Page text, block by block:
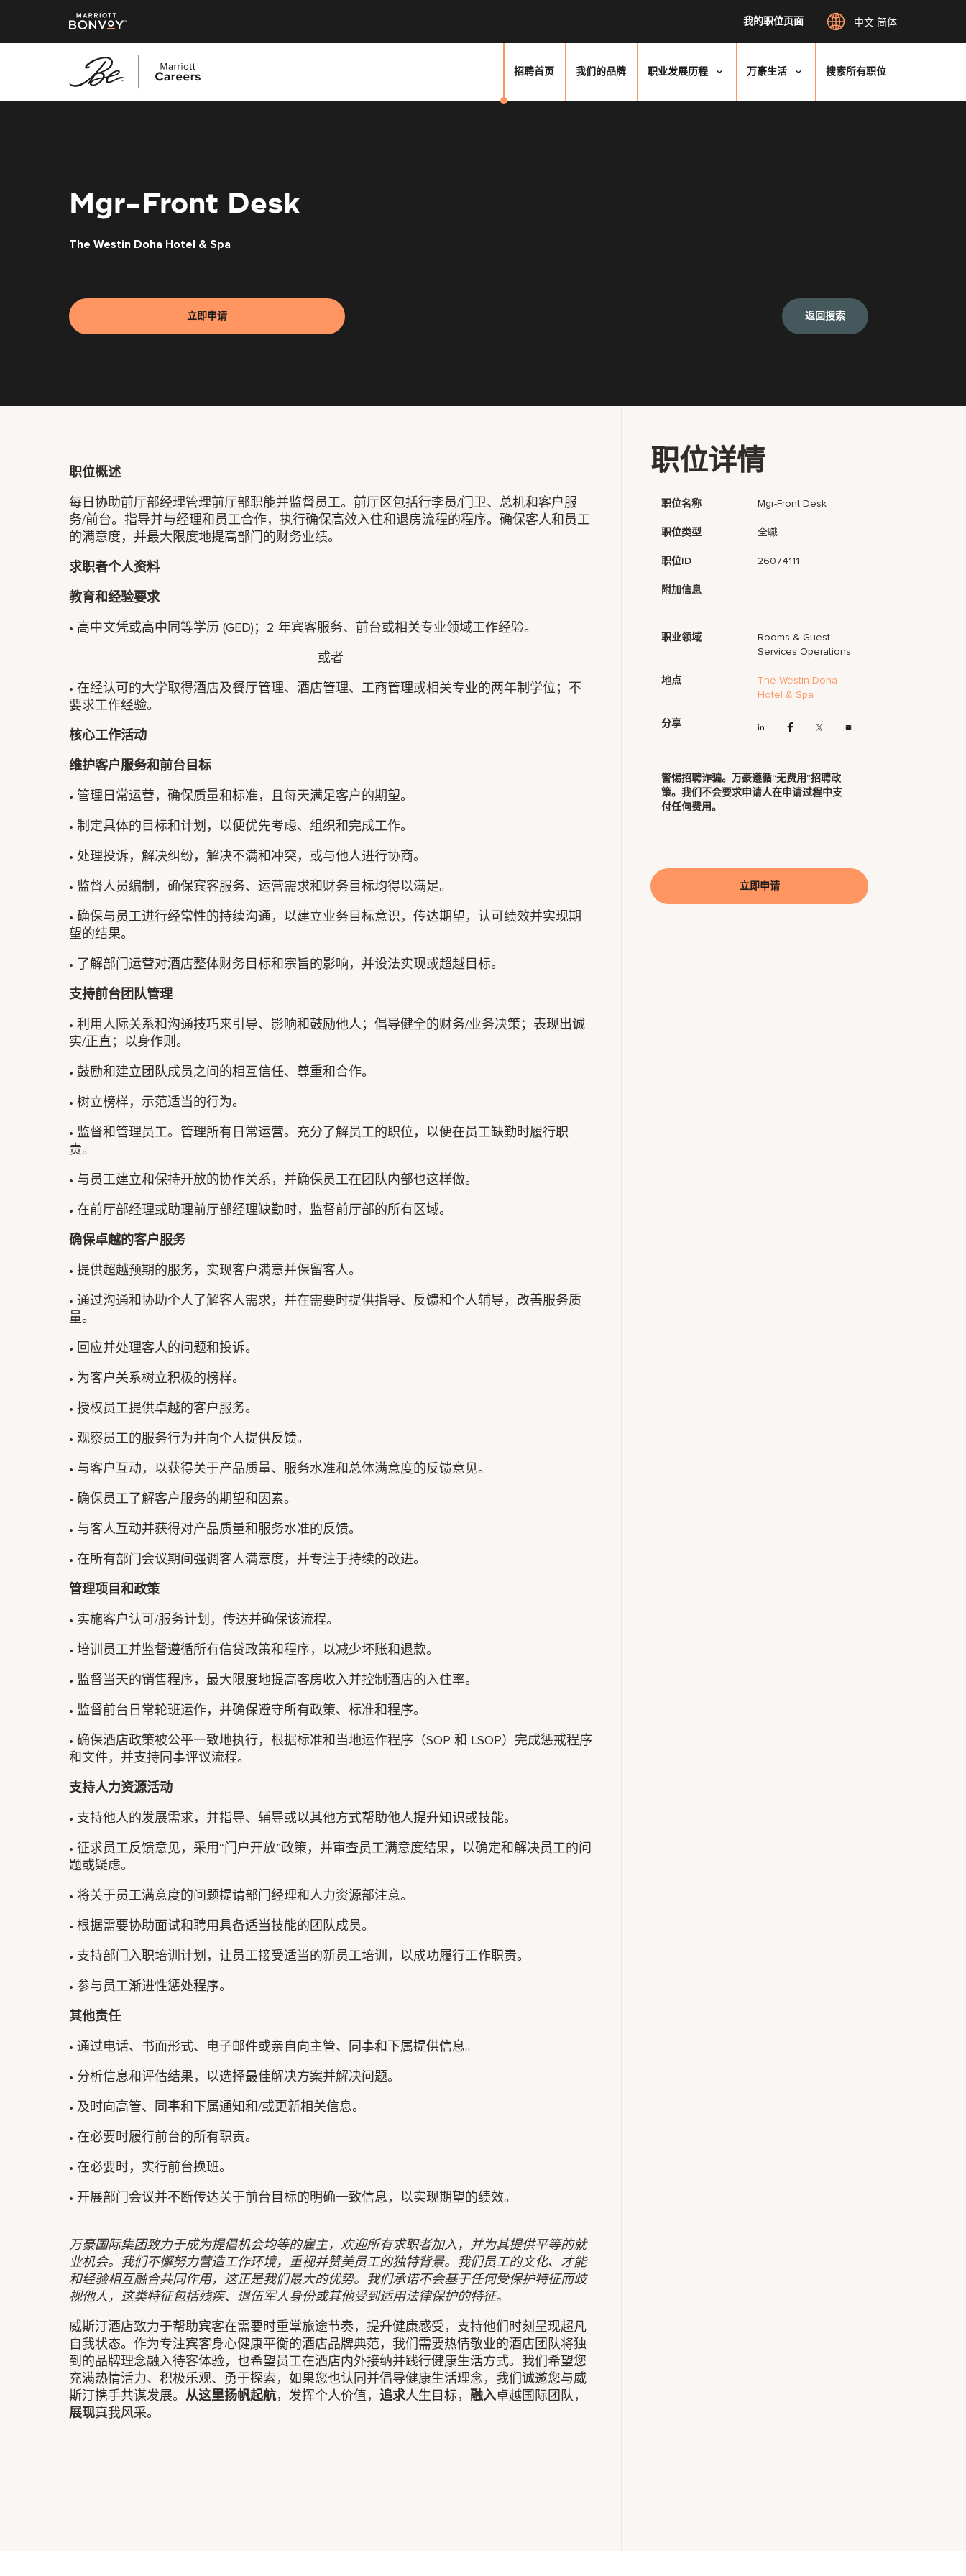
我的职位页面 中文 简体
招聘首页 我们的品牌 职业发展历程 万豪生活 搜索所有职位
Mgr-Front Desk
The Westin Doha Hotel & Spa
立即申请 返回搜索
职位概述
每日协助前厅部经理管理前厅部职能并监督员工。前厅区包括行李员/门卫、总机和客户服
务/前台。指导并与经理和员工合作，执行确保高效入住和退房流程的程序。确保客人和员工
的满意度，并最大限度地提高部门的财务业绩。
求职者个人资料
教育和经验要求
• 高中文凭或高中同等学历 (GED)；2 年宾客服务、前台或相关专业领域工作经验。
或者
• 在经认可的大学取得酒店及餐厅管理、酒店管理、工商管理或相关专业的两年制学位；不
要求工作经验。
核心工作活动
维护客户服务和前台目标
• 管理日常运营，确保质量和标准，且每天满足客户的期望。
• 制定具体的目标和计划，以便优先考虑、组织和完成工作。
• 处理投诉，解决纠纷，解决不满和冲突，或与他人进行协商。
• 监督人员编制，确保宾客服务、运营需求和财务目标均得以满足。
• 确保与员工进行经常性的持续沟通，以建立业务目标意识，传达期望，认可绩效并实现期
望的结果。
• 了解部门运营对酒店整体财务目标和宗旨的影响，并设法实现或超越目标。
支持前台团队管理
• 利用人际关系和沟通技巧来引导、影响和鼓励他人；倡导健全的财务/业务决策；表现出诚
实/正直；以身作则。
• 鼓励和建立团队成员之间的相互信任、尊重和合作。
• 树立榜样，示范适当的行为。
• 监督和管理员工。管理所有日常运营。充分了解员工的职位，以便在员工缺勤时履行职
责。
• 与员工建立和保持开放的协作关系，并确保员工在团队内部也这样做。
• 在前厅部经理或助理前厅部经理缺勤时，监督前厅部的所有区域。
确保卓越的客户服务
• 提供超越预期的服务，实现客户满意并保留客人。
• 通过沟通和协助个人了解客人需求，并在需要时提供指导、反馈和个人辅导，改善服务质
量。
• 回应并处理客人的问题和投诉。
• 为客户关系树立积极的榜样。
• 授权员工提供卓越的客户服务。
• 观察员工的服务行为并向个人提供反馈。
• 与客户互动，以获得关于产品质量、服务水准和总体满意度的反馈意见。
• 确保员工了解客户服务的期望和因素。
• 与客人互动并获得对产品质量和服务水准的反馈。
• 在所有部门会议期间强调客人满意度，并专注于持续的改进。
管理项目和政策
• 实施客户认可/服务计划，传达并确保该流程。
• 培训员工并监督遵循所有信贷政策和程序，以减少坏账和退款。
• 监督当天的销售程序，最大限度地提高客房收入并控制酒店的入住率。
• 监督前台日常轮班运作，并确保遵守所有政策、标准和程序。
• 确保酒店政策被公平一致地执行，根据标准和当地运作程序（SOP 和 LSOP）完成惩戒程序
和文件，并支持同事评议流程。
支持人力资源活动
• 支持他人的发展需求，并指导、辅导或以其他方式帮助他人提升知识或技能。
• 征求员工反馈意见，采用“门户开放”政策，并审查员工满意度结果，以确定和解决员工的问
题或疑虑。
• 将关于员工满意度的问题提请部门经理和人力资源部注意。
• 根据需要协助面试和聘用具备适当技能的团队成员。
• 支持部门入职培训计划，让员工接受适当的新员工培训，以成功履行工作职责。
• 参与员工渐进性惩处程序。
其他责任
• 通过电话、书面形式、电子邮件或亲自向主管、同事和下属提供信息。
• 分析信息和评估结果，以选择最佳解决方案并解决问题。
• 及时向高管、同事和下属通知和/或更新相关信息。
• 在必要时履行前台的所有职责。
• 在必要时，实行前台换班。
• 开展部门会议并不断传达关于前台目标的明确一致信息，以实现期望的绩效。
万豪国际集团致力于成为提倡机会均等的雇主，欢迎所有求职者加入，并为其提供平等的就
业机会。我们不懈努力营造工作环境，重视并赞美员工的独特背景。我们员工的文化、才能
和经验相互融合共同作用，这正是我们最大的优势。我们承诺不会基于任何受保护特征而歧
视他人，这类特征包括残疾、退伍军人身份或其他受到适用法律保护的特征。
威斯汀酒店致力于帮助宾客在需要时重掌旅途节奏，提升健康感受，支持他们时刻呈现超凡
自我状态。作为专注宾客身心健康平衡的酒店品牌典范，我们需要热情敬业的酒店团队将独
到的品牌理念融入待客体验，也希望员工在酒店内外接纳并践行健康生活方式。我们希望您
充满热情活力、积极乐观、勇于探索，如果您也认同并倡导健康生活理念，我们诚邀您与威
斯汀携手共谋发展。 从这里扬帆起航，发挥个人价值， 追求人生目标， 融入卓越国际团队，
展现真我风采。
职位详情
职位名称 Mgr-Front Desk
职位类型 全職
职位ID 26074111
附加信息
职业领域
Rooms & Guest
Services Operations
地点
The Westin Doha
Hotel & Spa
分享
警惕招聘诈骗。万豪遵循“无费用”招聘政
策。我们不会要求申请人在申请过程中支
付任何费用。
立即申请